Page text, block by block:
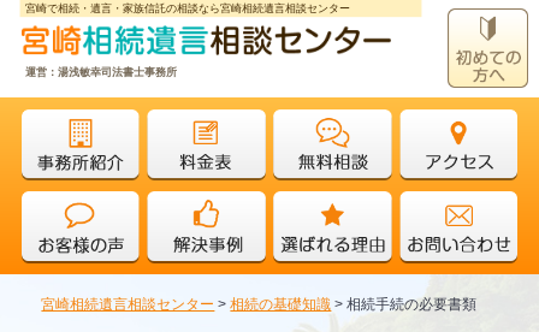
宮崎で相続・遺言・家族信託の相談なら宮崎相続遺言相談センター
運営：湯浅敏幸司法書士事務所
宮崎相続遺言相談センター >相続の基礎知識 >相続手続の必要書類